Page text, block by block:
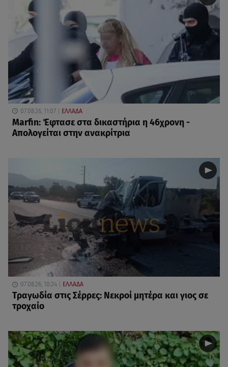
07.08.26, 11:07 ΕΛΛΑΔΑ
Marfin: Έφτασε στα δικαστήρια η 46χρονη -
Απολογείται στην ανακρίτρια
07.08.26, 10:24 ΕΛΛΑΔΑ
Τραγωδία στις Σέρρες: Νεκροί μητέρα και γιος σε
τροχαίο